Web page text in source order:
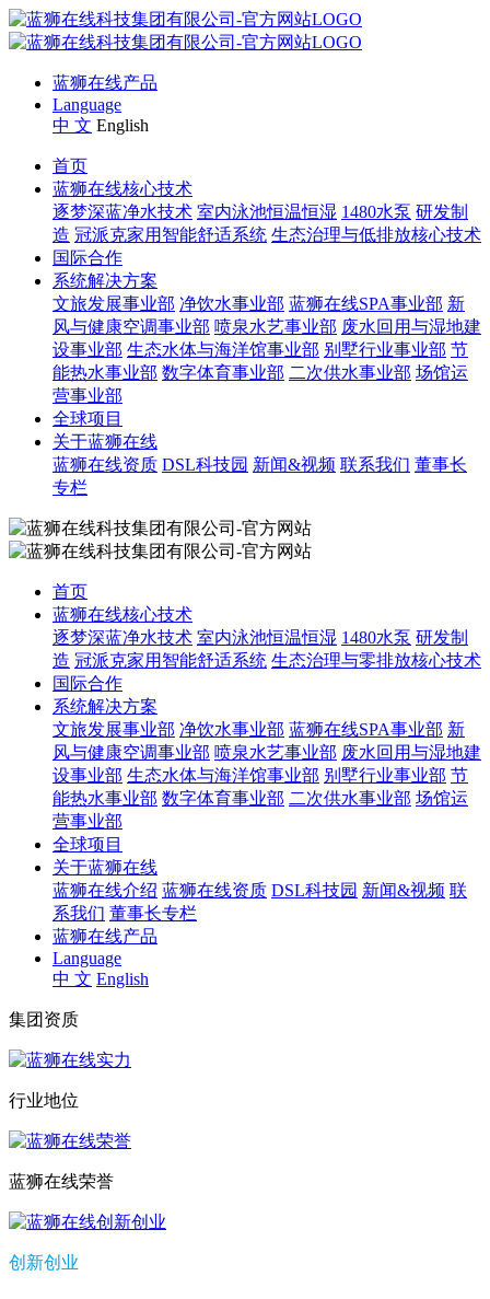
蓝狮在线产品
Language
中 文 English
首页
蓝狮在线核心技术
逐梦深蓝净水技术 室内泳池恒温恒湿 1480水泵 研发制
造 冠派克家用智能舒适系统 生态治理与低排放核心技术
国际合作
系统解决方案
文旅发展事业部 净饮水事业部 蓝狮在线SPA事业部 新
风与健康空调事业部 喷泉水艺事业部 废水回用与湿地建
设事业部 生态水体与海洋馆事业部 别墅行业事业部 节
能热水事业部 数字体育事业部 二次供水事业部 场馆运
营事业部
全球项目
关于蓝狮在线
蓝狮在线资质 DSL科技园 新闻&视频 联系我们 董事长
专栏
首页
蓝狮在线核心技术
逐梦深蓝净水技术 室内泳池恒温恒湿 1480水泵 研发制
造 冠派克家用智能舒适系统 生态治理与零排放核心技术
国际合作
系统解决方案
文旅发展事业部 净饮水事业部 蓝狮在线SPA事业部 新
风与健康空调事业部 喷泉水艺事业部 废水回用与湿地建
设事业部 生态水体与海洋馆事业部 别墅行业事业部 节
能热水事业部 数字体育事业部 二次供水事业部 场馆运
营事业部
全球项目
关于蓝狮在线
蓝狮在线介绍 蓝狮在线资质 DSL科技园 新闻&视频 联
系我们 董事长专栏
蓝狮在线产品
Language
中 文 English
集团资质
行业地位
蓝狮在线荣誉
创新创业